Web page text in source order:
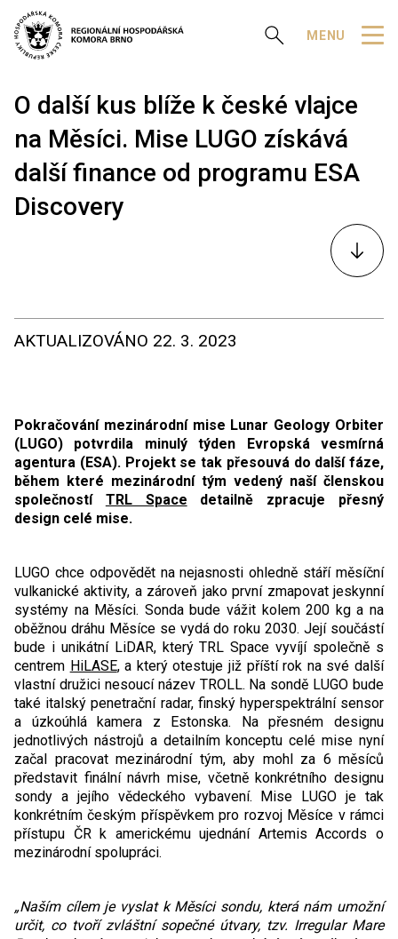
Zobrazit vyhledávání
MENU
O další kus blíže k české vlajce
na Měsíci. Mise LUGO získává
další finance od programu ESA
Discovery
K
obsahu
AKTUALIZOVÁNO 22. 3. 2023
Pokračování mezinárodní mise Lunar Geology Orbiter
(LUGO) potvrdila minulý týden Evropská vesmírná
agentura (ESA). Projekt se tak přesouvá do další fáze,
během které mezinárodní tým vedený naší členskou
společností TRL Space detailně zpracuje přesný
design celé mise.
LUGO chce odpovědět na nejasnosti ohledně stáří měsíční
vulkanické aktivity, a zároveň jako první zmapovat jeskynní
systémy na Měsíci. Sonda bude vážit kolem 200 kg a na
oběžnou dráhu Měsíce se vydá do roku 2030. Její součástí
bude i unikátní LiDAR, který TRL Space vyvíjí společně s
centrem HiLASE, a který otestuje již příští rok na své další
vlastní družici nesoucí název TROLL. Na sondě LUGO bude
také italský penetrační radar, finský hyperspektrální sensor
a úzkoúhlá kamera z Estonska. Na přesném designu
jednotlivých nástrojů a detailním konceptu celé mise nyní
začal pracovat mezinárodní tým, aby mohl za 6 měsíců
představit finální návrh mise, včetně konkrétního designu
sondy a jejího vědeckého vybavení. Mise LUGO je tak
konkrétním českým příspěvkem pro rozvoj Měsíce v rámci
přístupu ČR k americkému ujednání Artemis Accords o
mezinárodní spolupráci.
„Naším cílem je vyslat k Měsíci sondu, která nám umožní
určit, co tvoří zvláštní sopečné útvary, tzv. Irregular Mare